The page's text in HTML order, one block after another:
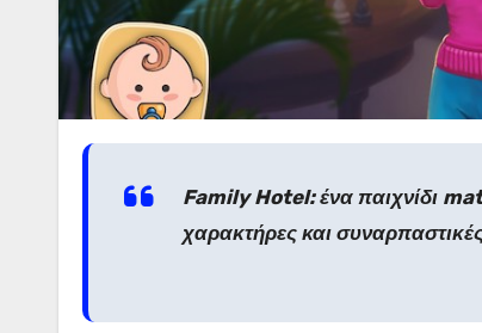
Family Hotel: ένα παιχνίδι
χαρακτήρες και